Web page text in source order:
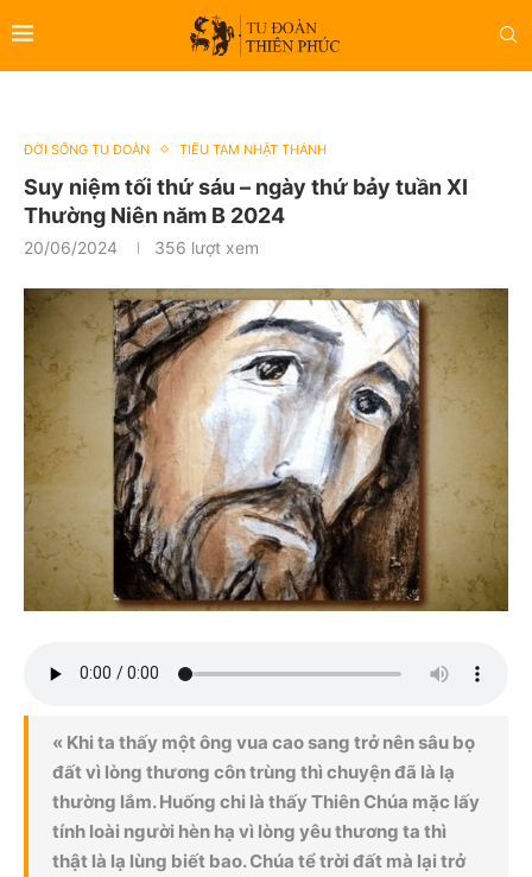
ĐỜI SỐNG TU ĐOÀN TIỂU TAM NHẬT THÁNH
Suy niệm tối thứ sáu – ngày thứ bảy tuần XI
Thường Niên năm B 2024
20/06/2024 356 lượt xem
« Khi ta thấy một ông vua cao sang trở nên sâu bọ
đất vì lòng thương côn trùng thì chuyện đã là lạ
thường lắm. Huống chi là thấy Thiên Chúa mặc lấy
tính loài người hèn hạ vì lòng yêu thương ta thì
thật là lạ lùng biết bao. Chúa tể trời đất mà lại trở